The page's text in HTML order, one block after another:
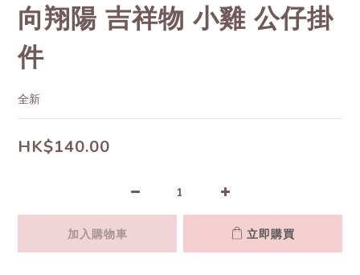
向翔陽 吉祥物 小雞 公仔掛
件
全新
HK$140.00
加入購物車 立即購買